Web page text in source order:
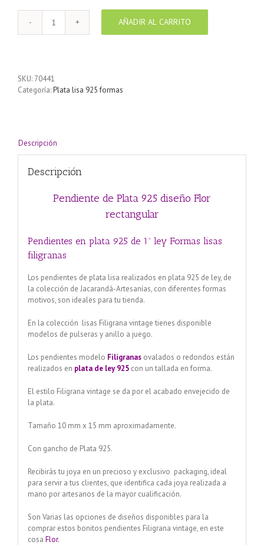
Pendiente
de
Flor
rectangular
AÑADIR AL CARRITO
SKU: 70441
Categoría:Plata lisa 925 formas
Descripción
Descripción
Pendiente de Plata 925 diseño Flor
rectangular
Pendientes en plata 925 de 1ª ley Formas lisas
filigranas
Los pendientes de plata lisa realizados en plata 925 de ley, de
la colección de Jacarandá-Artesanías, con diferentes formas
motivos, son ideales para tu tienda.
En la colección lisas Filigrana vintage tienes disponible
modelos de pulseras y anillo a juego.
Los pendientes modelo Filigranasovalados o redondos están
realizados en plata de ley 925con un tallada en forma.
El estilo Filigrana vintage se da por el acabado envejecido de
la plata.
Tamaño 10 mm x 15 mm aproximadamente.
Con gancho de Plata 925.
Recibirás tu joya en un precioso y exclusivo packaging, ideal
para servir a tus clientes, que identifica cada joya realizada a
mano por artesanos de la mayor cualificación.
Son Varias las opciones de diseños disponibles para la
comprar estos bonitos pendientes Filigrana vintage, en este
cosa Flor.